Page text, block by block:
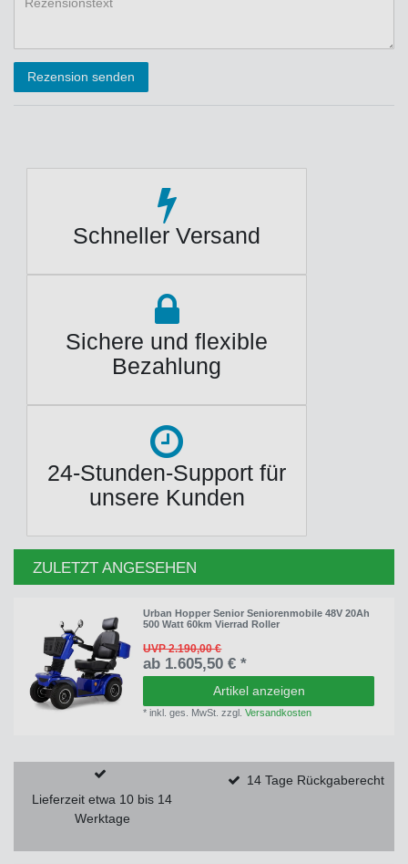
Rezension senden
Schneller Versand
Sichere und flexible
Bezahlung
24-Stunden-Support für
unsere Kunden
ZULETZT ANGESEHEN
Urban Hopper Senior Seniorenmobile 48V 20Ah
500 Watt 60km Vierrad Roller
UVP 2.190,00 €
ab 1.605,50 € *
Artikel anzeigen
*inkl. ges. MwSt. zzgl.Versandkosten
Lieferzeit etwa 10 bis 14
Werktage
14 Tage Rückgaberecht